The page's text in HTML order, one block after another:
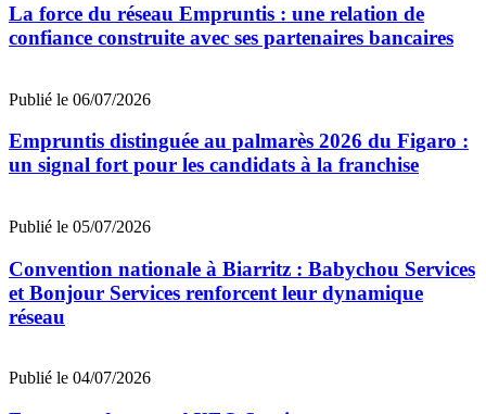
La force du réseau Empruntis : une relation de
confiance construite avec ses partenaires bancaires
Publié le 06/07/2026
Empruntis distinguée au palmarès 2026 du Figaro :
un signal fort pour les candidats à la franchise
Publié le 05/07/2026
Convention nationale à Biarritz : Babychou Services
et Bonjour Services renforcent leur dynamique
réseau
Publié le 04/07/2026